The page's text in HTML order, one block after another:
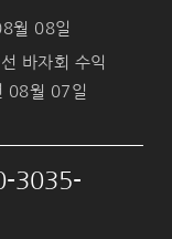
월 08일
바자회 수익
08월 07일
3035-